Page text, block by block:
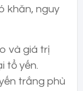
khăn, nguy
và giá trị
tổ yến.
trắng phù